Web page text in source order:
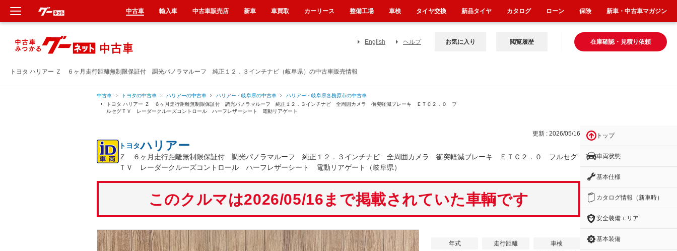
トヨタ ハリアー Ｚ ６ヶ月走行距離無制限保証付 調光パノラマルーフ 純正１２．３インチナビ（岐阜県）の中古車販売情報
English ヘルプ 在庫確認・見積り依頼
お気に入り 閲覧履歴
中古車 トヨタの中古車 ハリアーの中古車 ハリアー・岐阜県の中古車
ハリアー・岐阜県各務原市の中古車
トヨタ ハリアー Ｚ ６ヶ月走行距離無制限保証付 調光パノラマルーフ 純正１２．３インチナビ 全周囲カメラ 衝突軽減ブレーキ ＥＴＣ２．０ フ
ルセグＴＶ レーダークルーズコントロール ハーフレザーシート 電動リアゲート
更新 : 2026/05/16
トヨタハリアー
Ｚ ６ヶ月走行距離無制限保証付 調光パノラマルーフ 純正１２．３インチナビ 全周囲カメラ 衝突軽減ブレーキ ＥＴＣ２．０ フルセグ
ＴＶ レーダークルーズコントロール ハーフレザーシート 電動リアゲート（岐阜県）
このクルマは2026/05/16まで掲載されていた車輌です
年式 走行距離 車検
トップ
車両状態
基本仕様
カタログ情報（新車時）
安全装備エリア
基本装備
中古車 輸入車 中古車販売店 新車 車買取 カーリース 整備工場 車検 タイヤ交換 新品タイヤ カタログ ローン 保険 新車・中古車マガジン
新車
中古車